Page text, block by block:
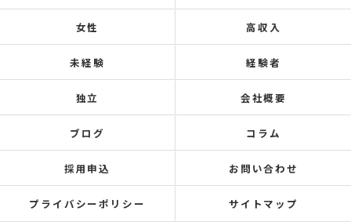
女性 高収入
未経験 経験者
独立 会社概要
ブログ コラム
採用申込 お問い合わせ
プライバシーポリシー サイトマップ